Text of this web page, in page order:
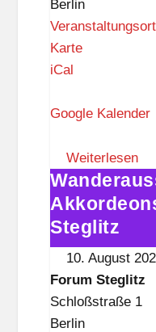
Berlin
KarteF
u
S
t
e
g
l
i
t
z
iCal
Google Kalender
Weiterlesen
„600
Akkordeons"
im
Forum
Steglitz
Steglitz
10. August
Forum Steglitz
Schloßstraße 1
Berlin